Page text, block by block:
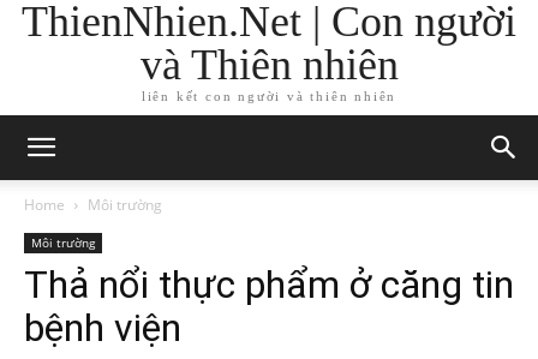
ThienNhien.Net | Con người
và Thiên nhiên
liên kết con người và thiên nhiên
Home Môi trường
Môi trường
Thả nổi thực phẩm ở căng tin
bệnh viện